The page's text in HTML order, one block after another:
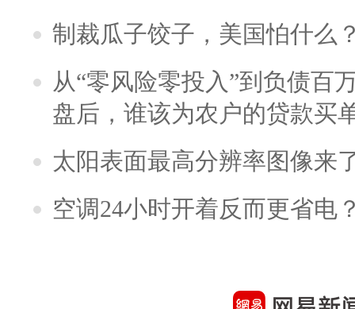
制裁瓜子饺子，美国怕什么
从“零风险零投入”到负债百
盘后，谁该为农户的贷款买
太阳表面最高分辨率图像来
空调24小时开着反而更省电